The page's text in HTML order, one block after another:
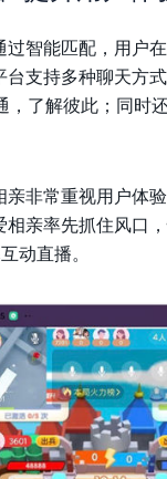
智能匹配，用户
支持多种聊天方
了解彼此；同时
非常重视用户体
亲率先抓住风口
动直播。